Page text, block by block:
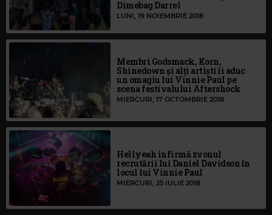
Dimebag Darrel
LUNI, 19 NOIEMBRIE 2018
Membri Godsmack, Korn,
Shinedown și alți artiști îi aduc
un omagiu lui Vinnie Paul pe
scena festivalului Aftershock
MIERCURI, 17 OCTOMBRIE 2018
Hellyeah infirmă zvonul
recrutării lui Daniel Davidson în
locul lui Vinnie Paul
MIERCURI, 25 IULIE 2018